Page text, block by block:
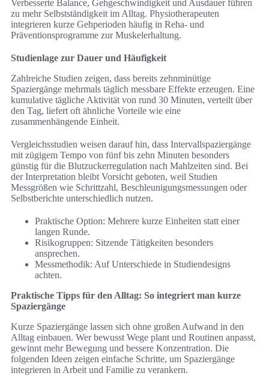
Verbesserte Balance, Gehgeschwindigkeit und Ausdauer führen
zu mehr Selbstständigkeit im Alltag. Physiotherapeuten
integrieren kurze Gehperioden häufig in Reha‑ und
Präventionsprogramme zur Muskelerhaltung.
Studienlage zur Dauer und Häufigkeit
Zahlreiche Studien zeigen, dass bereits zehnminütige
Spaziergänge mehrmals täglich messbare Effekte erzeugen. Eine
kumulative tägliche Aktivität von rund 30 Minuten, verteilt über
den Tag, liefert oft ähnliche Vorteile wie eine
zusammenhängende Einheit.
Vergleichsstudien weisen darauf hin, dass Intervallspaziergänge
mit zügigem Tempo von fünf bis zehn Minuten besonders
günstig für die Blutzuckerregulation nach Mahlzeiten sind. Bei
der Interpretation bleibt Vorsicht geboten, weil Studien
Messgrößen wie Schrittzahl, Beschleunigungsmessungen oder
Selbstberichte unterschiedlich nutzen.
Praktische Option: Mehrere kurze Einheiten statt einer
langen Runde.
Risikogruppen: Sitzende Tätigkeiten besonders
ansprechen.
Messmethodik: Auf Unterschiede in Studiendesigns
achten.
Praktische Tipps für den Alltag: So integriert man kurze
Spaziergänge
Kurze Spaziergänge lassen sich ohne großen Aufwand in den
Alltag einbauen. Wer bewusst Wege plant und Routinen anpasst,
gewinnt mehr Bewegung und bessere Konzentration. Die
folgenden Ideen zeigen einfache Schritte, um Spaziergänge
integrieren in Arbeit und Familie zu verankern.